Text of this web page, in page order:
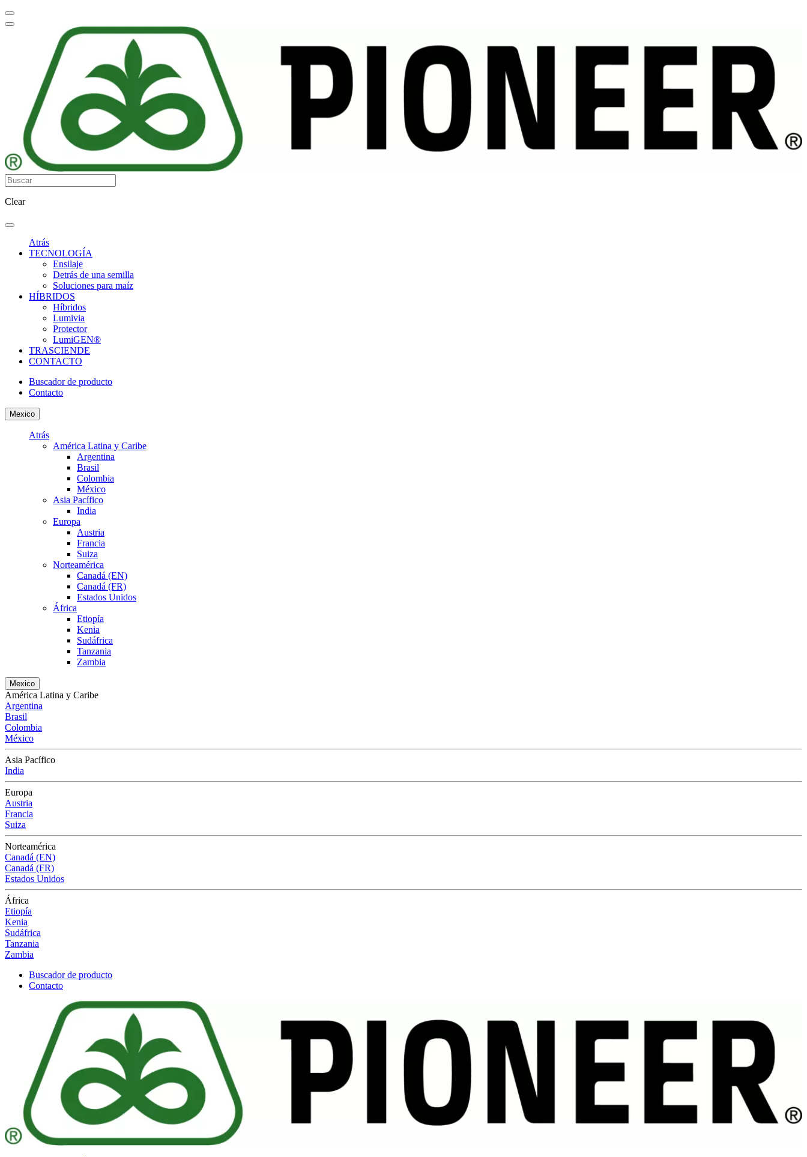
Clear
Atrás
TECNOLOGÍA
Ensilaje
Detrás de una semilla
Soluciones para maíz
HÍBRIDOS
Híbridos
Lumivia
Protector
LumiGEN®
TRASCIENDE
CONTACTO
Buscador de producto
Contacto
Mexico
Atrás
América Latina y Caribe
Argentina
Brasil
Colombia
México
Asia Pacífico
India
Europa
Austria
Francia
Suiza
Norteamérica
Canadá (EN)
Canadá (FR)
Estados Unidos
África
Etiopía
Kenia
Sudáfrica
Tanzania
Zambia
Mexico
América Latina y Caribe
Argentina
Brasil
Colombia
México
Asia Pacífico
India
Europa
Austria
Francia
Suiza
Norteamérica
Canadá (EN)
Canadá (FR)
Estados Unidos
África
Etiopía
Kenia
Sudáfrica
Tanzania
Zambia
Buscador de producto
Contacto